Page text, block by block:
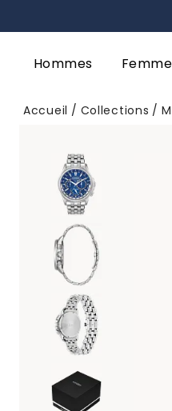
Hommes
Accueil Collections